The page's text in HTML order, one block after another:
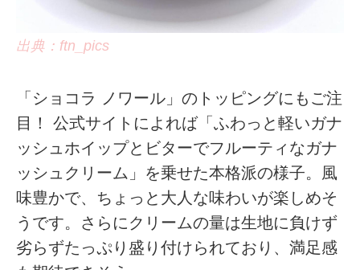
出典：ftn_pics
「ショコラ ノワール」のトッピングにもご注
目！ 公式サイトによれば「ふわっと軽いガナ
ッシュホイップとビターでフルーティなガナ
ッシュクリーム」を乗せた本格派の様子。風
味豊かで、ちょっと大人な味わいが楽しめそ
うです。さらにクリームの量は生地に負けず
劣らずたっぷり盛り付けられており、満足感